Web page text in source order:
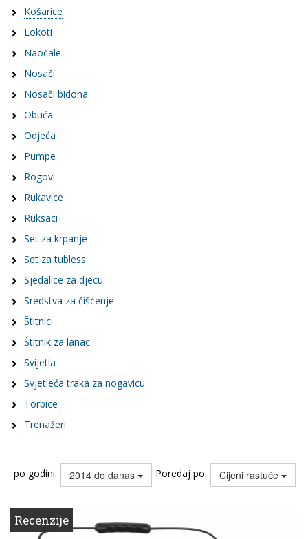
Košarice
Lokoti
Naočale
Nosači
Nosači bidona
Obuća
Odjeća
Pumpe
Rogovi
Rukavice
Ruksaci
Set za krpanje
Set za tubless
Sjedalice za djecu
Sredstva za čišćenje
Štitnici
Štitnik za lanac
Svijetla
Svjetleća traka za nogavicu
Torbice
Trenažeri
po godini: 2014 do danas Poredaj po: Cijeni rastuće
Recenzije